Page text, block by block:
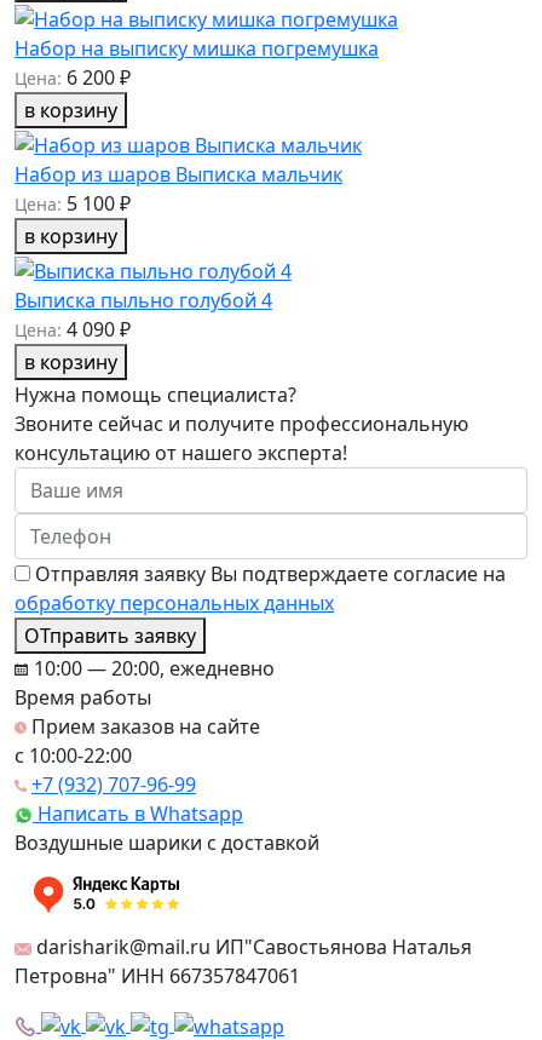
Набор на выписку мишка погремушка
Цена: 6 200 ₽
в корзину
Набор из шаров Выписка мальчик
Цена: 5 100 ₽
в корзину
Выписка пыльно голубой 4
Цена: 4 090 ₽
в корзину
Нужна помощь специалиста?
Звоните сейчас и получите профессиональную
консультацию от нашего эксперта!
Отправляя заявку Вы подтверждаете согласие на
обработку персональных данных
ОТправить заявку
10:00 — 20:00, ежедневно
Время работы
Прием заказов на сайте
c 10:00-22:00
+7 (932) 707-96-99
Написать в Whatsapp
Воздушные шарики с доставкой
darisharik@mail.ru ИП"Савостьянова Наталья
Петровна" ИНН 667357847061